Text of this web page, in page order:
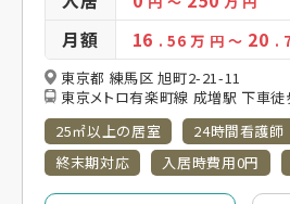
月額 16 . 56万 円 ～ 20 .
東京都 練馬区 旭町2-21-11
東京メトロ有楽町線 成増駅 下車
25㎡以上の居室
24時間看護師
終末期対応
入居時費用0円